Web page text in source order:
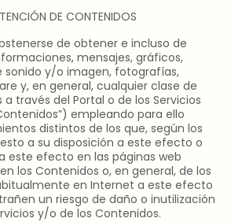
DE CONTENIDOS
de obtener e incluso de
mensajes, gráficos,
sonido y/o imagen, fotografías,
y, en general, cualquier clase de
través del Portal o de los Servicios
empleando para ello
distintos de los que, según los
a su disposición a este efecto o
este efecto en las páginas web
los Contenidos o, en general, de los
en Internet a este efecto
un riesgo de daño o inutilización
y/o de los Contenidos.